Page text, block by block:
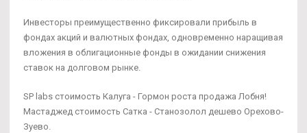
Инвесторы преимущественно фиксировали прибыль в
фондах акций и валютных фондах, одновременно наращивая
вложения в облигационные фонды в ожидании снижения
ставок на долговом рынке.
SP labs стоимость Калуга - Гормон роста продажа Лобня!
Мастаджед стоимость Сатка - Станозолол дешево Орехово-
Зуево.